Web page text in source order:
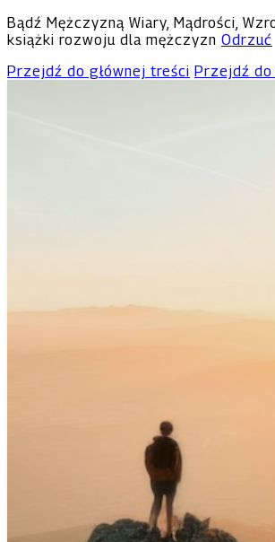
Bądź Mężczyzną Wiary, Mądrości,
książki rozwoju dla mężczyzn Odrzuć
Przejdź do głównej treści Przejdź